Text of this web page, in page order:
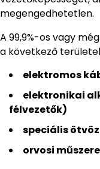
megengedhetetlen.
A 99,9%-os vagy
a következő
elektromos
elektronikai
félvezetők)
speciális
orvosi